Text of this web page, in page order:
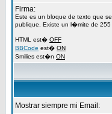
Firma:
Este es un bloque de texto que
publique. Existe un l�mite de 255
HTML est� OFF
BBCode est� ON
Smilies est�n ON
Mostrar siempre mi Email: